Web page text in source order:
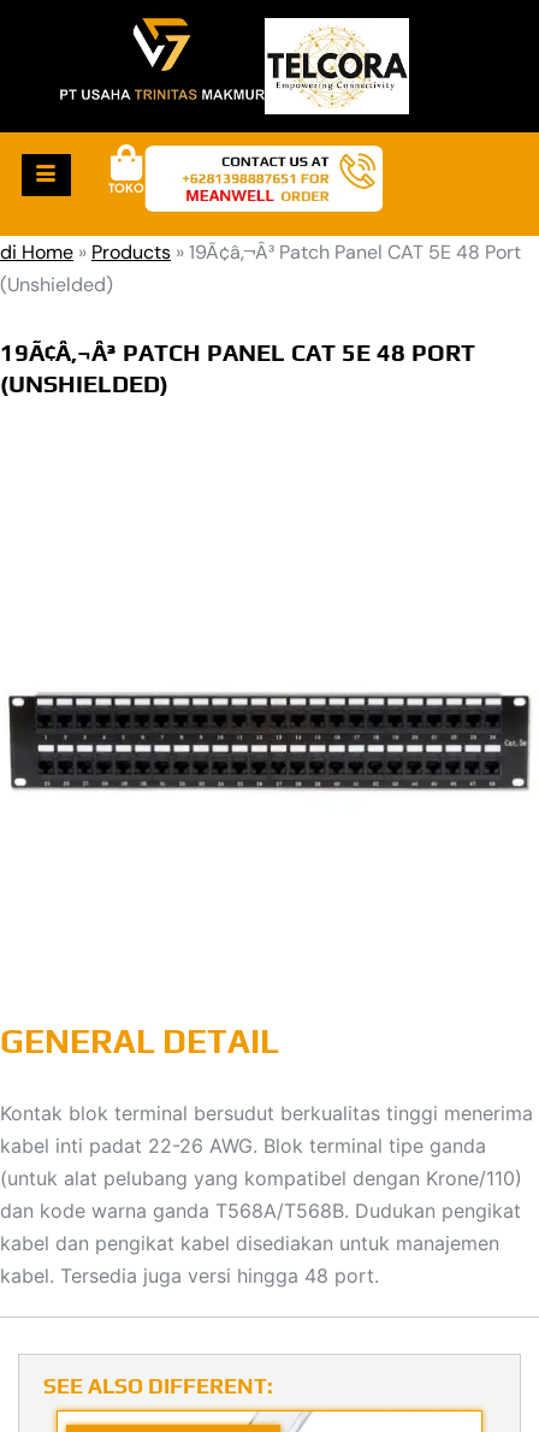
TOKO
di Home » Products »19Ã¢â‚¬Â³ Patch Panel CAT 5E 48 Port
(Unshielded)
19Ã¢Â‚¬Â³ PATCH PANEL CAT 5E 48 PORT
(UNSHIELDED)
GENERAL DETAIL
Kontak blok terminal bersudut berkualitas tinggi menerima
kabel inti padat 22-26 AWG. Blok terminal tipe ganda
(untuk alat pelubang yang kompatibel dengan Krone/110)
dan kode warna ganda T568A/T568B. Dudukan pengikat
kabel dan pengikat kabel disediakan untuk manajemen
kabel. Tersedia juga versi hingga 48 port.
SEE ALSO DIFFERENT: